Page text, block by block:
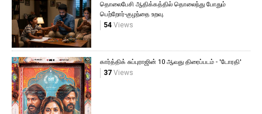
தொலைபேசி ஆதிக்கத்தில் தொலைந்து போதும்
பெற்றோர்-குழந்தை உறவு.
54Views
கார்த்திக் சுப்புராஜின் 10 ஆவது திரைப்படம் - 'டோரதி'
37Views